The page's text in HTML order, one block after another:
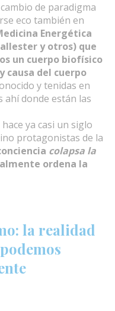
de paradigma
eco también en
Energética
y otros) que
un cuerpo biofísico
del cuerpo
y tenidas en
ahí donde están las
ya casi un siglo
protagonistas de la
colapsa la
ordena la
la realidad